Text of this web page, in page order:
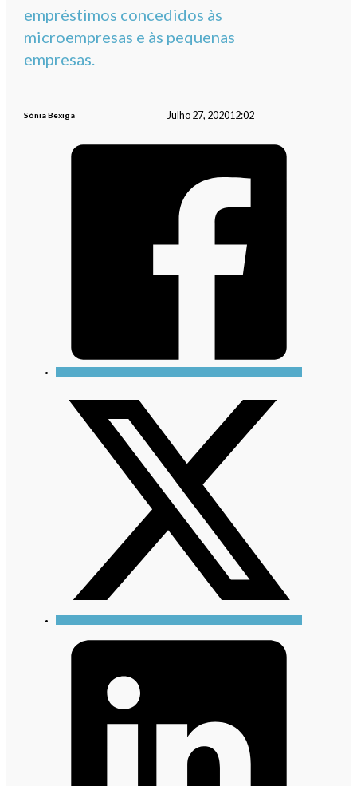
empréstimos concedidos às
microempresas e às pequenas
empresas.
Sónia Bexiga Julho 27, 202012:02